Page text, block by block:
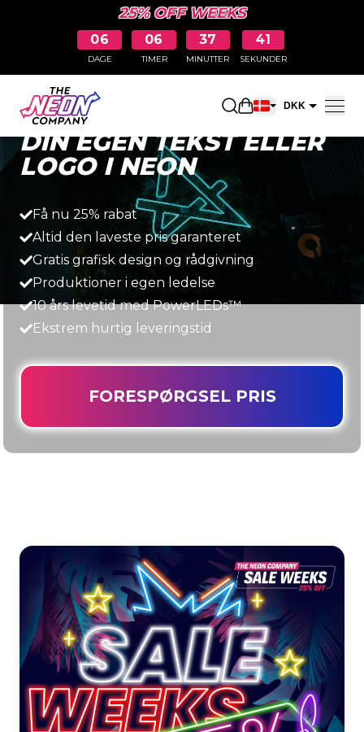
25% OFF WEEKS
06
DAGE
06
TIMER
37
MINUTTER
40
SEKUNDER
Åbn DKK
Hurtigt, enkelt og prisbilligt
DIN EGEN TEKST ELLER
LOGO I NEON
Få nu 25% rabat
Altid den laveste pris garanteret
Gratis grafisk design og rådgivning
Produktioner i egen ledelse
10 års levetid med PowerLEDs™
Ekstrem hurtig leveringstid
FORESPØRGSEL PRIS